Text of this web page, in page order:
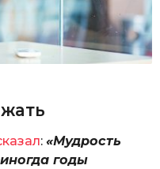
: «Мудрость
годы